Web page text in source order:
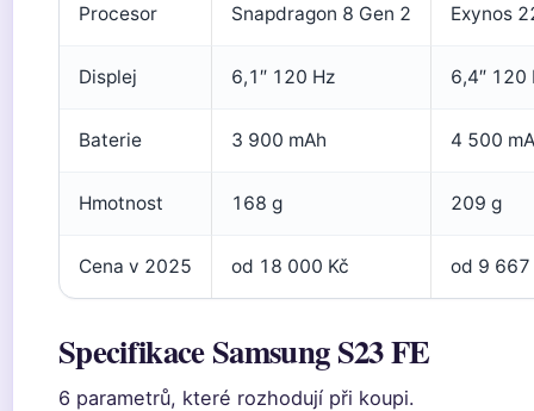
Procesor Snapdragon 8 Gen 2 Exynos
Displej 6,1″ 120 Hz 6,4″ 120
Baterie 3 900 mAh 4 500
Hmotnost 168 g 209 g
Cena v 2025 od 18 000 Kč od 9 667
Specifikace Samsung S23 FE
6 parametrů, které rozhodují při koupi.